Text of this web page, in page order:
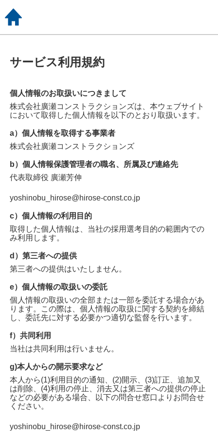
サービス利用規約
個人情報のお取扱いにつきまして
株式会社廣瀬コンストラクションズは、本ウェブサイト
において取得した個人情報を以下のとおり取扱います。
a）個人情報を取得する事業者
株式会社廣瀬コンストラクションズ
b）個人情報保護管理者の職名、所属及び連絡先
代表取締役 廣瀬芳伸
yoshinobu_hirose@hirose-const.co.jp
c）個人情報の利用目的
取得した個人情報は、当社の採用選考目的の範囲内での
み利用します。
d）第三者への提供
第三者への提供はいたしません。
e）個人情報の取扱いの委託
個人情報の取扱いの全部または一部を委託する場合があ
ります。この際は、個人情報の取扱に関する契約を締結
し、委託先に対する必要かつ適切な監督を行います。
f）共同利用
当社は共同利用は行いません。
g)本人からの開示要求など
本人から(1)利用目的の通知、(2)開示、(3)訂正、追加又
は削除、(4)利用の停止、消去又は第三者への提供の停止
などの必要がある場合、以下の問合せ窓口よりお問合せ
ください。
yoshinobu_hirose@hirose-const.co.jp